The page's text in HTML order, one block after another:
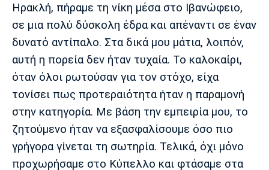
Ηρακλή, πήραμε τη νίκη μέσα στο Ιβανώφειο,
σε μια πολύ δύσκολη έδρα και απέναντι σε έναν
δυνατό αντίπαλο. Στα δικά μου μάτια, λοιπόν,
αυτή η πορεία δεν ήταν τυχαία. Το καλοκαίρι,
όταν όλοι ρωτούσαν για τον στόχο, είχα
τονίσει πως προτεραιότητα ήταν η παραμονή
στην κατηγορία. Με βάση την εμπειρία μου, το
ζητούμενο ήταν να εξασφαλίσουμε όσο πιο
γρήγορα γίνεται τη σωτηρία. Τελικά, όχι μόνο
προχωρήσαμε στο Κύπελλο και φτάσαμε στα